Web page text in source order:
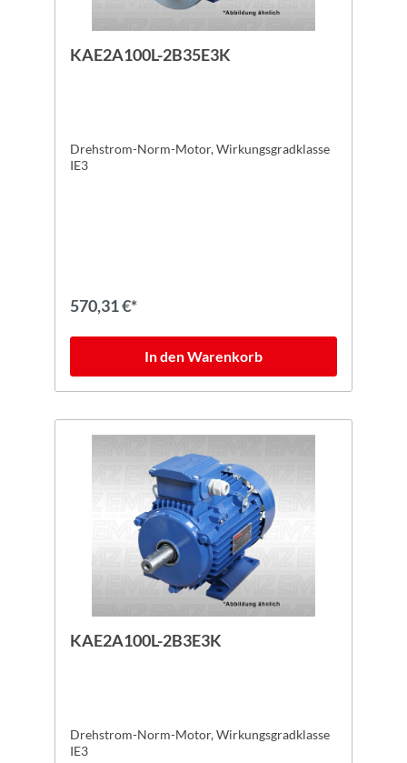
KAE2A100L-2B35E3K
Drehstrom-Norm-Motor, Wirkungsgradklasse
IE3
570,31 €*
In den Warenkorb
KAE2A100L-2B3E3K
Drehstrom-Norm-Motor, Wirkungsgradklasse
IE3